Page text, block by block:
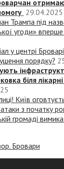
29.04.2025
Трампа під
угоди»
у центрі
порядку?
біля
Київ
з початку
громаді
Бровари